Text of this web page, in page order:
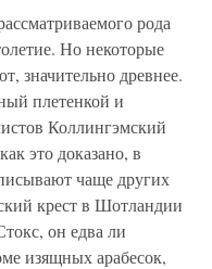
рода
Но некоторые
значительно древнее.
плетенкой и
Коллингэмский
это доказано, в
чаще других
крест в Шотландии
он едва ли
изящных арабесок,